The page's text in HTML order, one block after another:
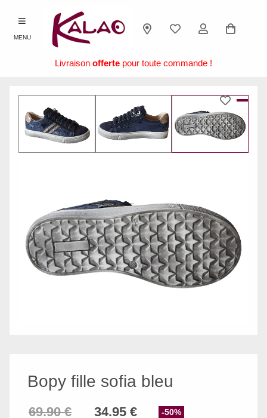
MENU
Livraison offerte pour toute commande !
Bopy fille sofia bleu
-50%